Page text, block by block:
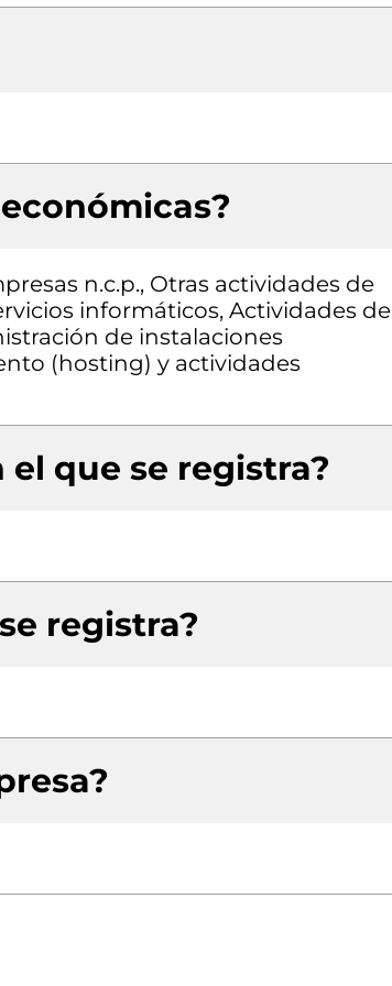
n.c.p., Otras actividades de
informáticos, Actividades de
de instalaciones
(hosting) y actividades
que se registra?
registra?